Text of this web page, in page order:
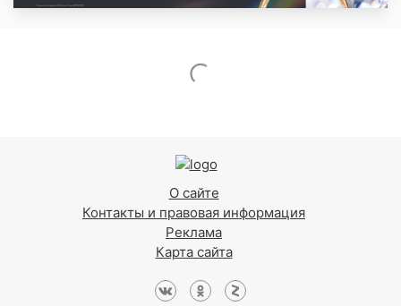
О сайте
Контакты и правовая информация
Реклама
Карта сайта